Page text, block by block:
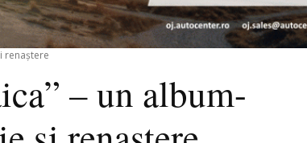
renaștere
– un album-